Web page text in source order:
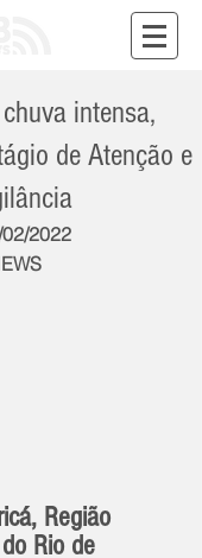
intensa,
de Atenção e
2022
Região
Rio de